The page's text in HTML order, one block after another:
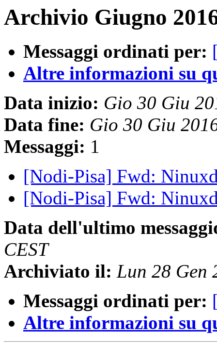
Archivio Giugno
Messaggi ordinati per:
Altre informazioni su
Data inizio: Gio 30 Giu
Data fine: Gio 30 Giu
Messaggi: 1
[Nodi-Pisa] Fwd:
[Nodi-Pisa] Fwd:
Data dell'ultimo
CEST
Archiviato il: Lun 28 Gen
Messaggi ordinati per:
Altre informazioni su